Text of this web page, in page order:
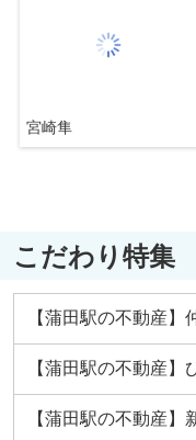
宮崎隼
こだわり特集
【蒲田駅の不動産
【蒲田駅の不動産
【蒲田駅の不動産